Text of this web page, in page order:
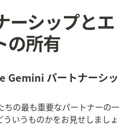
ーシップとエ
の所有
Gemini パートナーシッ
ちの最も重要なパートナーの一
いうものかをお見せしましょ